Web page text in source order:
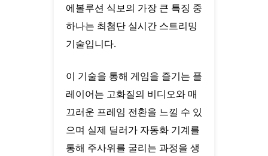
에볼루션 식보의 가장 큰 특징 중
하나는 최첨단 실시간 스트리밍
기술입니다.
이 기술을 통해 게임을 즐기는 플
레이어는 고화질의 비디오와 매
끄러운 프레임 전환을 느낄 수 있
으며 실제 딜러가 자동화 기계를
통해 주사위를 굴리는 과정을 생